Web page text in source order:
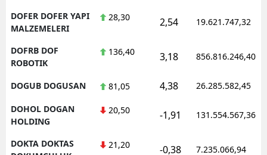
DOFER DOFER YAPI
MALZEMELERI
28,30 2,54 19.621.747,32
DOFRB DOF
ROBOTIK
136,40 3,18 856.816.246,40
DOGUB DOGUSAN 81,05 4,38 26.285.582,45
DOHOL DOGAN
HOLDING
20,50 -1,91 131.554.567,36
DOKTA DOKTAS
21,20 -0,38 7.235.066,94